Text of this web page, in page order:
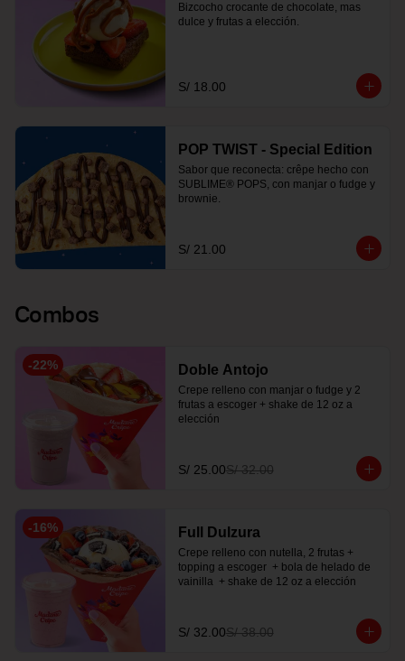
Bizcocho crocante de chocolate, mas
dulce y frutas a elección.
S/ 18.00
POP TWIST - Special Edition
Sabor que reconecta: crêpe hecho con
SUBLIME® POPS, con manjar o fudge y
brownie.
S/ 21.00
Combos
-22% Doble Antojo
Crepe relleno con manjar o fudge y 2
frutas a escoger + shake de 12 oz a
elección
S/ 25.00S/ 32.00
-16% Full Dulzura
Crepe relleno con nutella, 2 frutas +
topping a escoger  + bola de helado de
vainilla  + shake de 12 oz a elección
S/ 32.00S/ 38.00